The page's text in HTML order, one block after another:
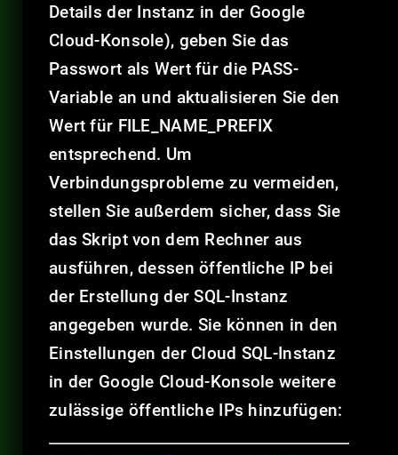
Details der Instanz in der Google
Cloud-Konsole), geben Sie das
Passwort als Wert für die PASS-
Variable an und aktualisieren Sie den
Wert für FILE_NAME_PREFIX
entsprechend. Um
Verbindungsprobleme zu vermeiden,
stellen Sie außerdem sicher, dass Sie
das Skript von dem Rechner aus
ausführen, dessen öffentliche IP bei
der Erstellung der SQL-Instanz
angegeben wurde. Sie können in den
Einstellungen der Cloud SQL-Instanz
in der Google Cloud-Konsole weitere
zulässige öffentliche IPs hinzufügen: